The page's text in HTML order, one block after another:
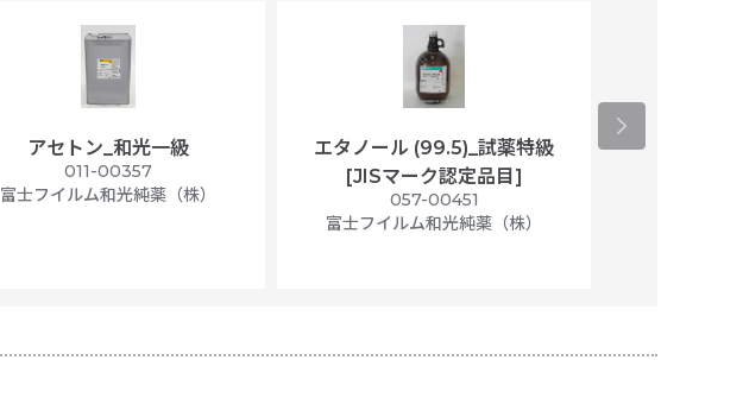
アセトン_和光一級
011-00357
富士フイルム和光純薬（株）
エタノール (99.5)_試薬特級
[JISマーク認定品目]
057-00451
富士フイルム和光純薬（株）
アセトニト